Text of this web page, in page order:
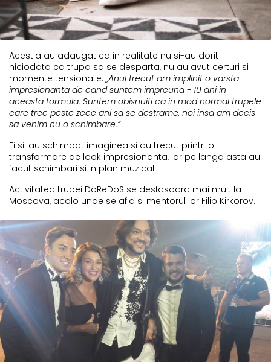
Acestia au adaugat ca in realitate nu si-au dorit
niciodata ca trupa sa se desparta, nu au avut certuri si
momente tensionate:„Anul trecut am implinit o varsta
impresionanta de cand suntem impreuna - 10 ani in
aceasta formula. Suntem obisnuiti ca in mod normal trupele
care trec peste zece ani sa se destrame, noi insa am decis
sa venim cu o schimbare.”
Ei si-au schimbat imaginea si au trecut printr-o
transformare de look impresionanta, iar pe langa asta au
facut schimbari si in plan muzical.
Activitatea trupei DoReDoS se desfasoara mai mult la
Moscova, acolo unde se afla si mentorul lor Filip Kirkorov.